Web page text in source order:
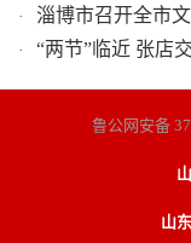
· 淄博市召开全市
· “两节”临近 张店
鲁公网安备
山